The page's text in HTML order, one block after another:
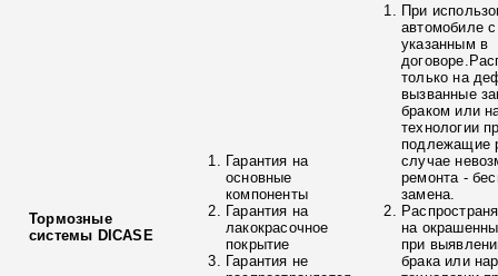
Тормозные
системы DICASE
Гарантия на
основные
компоненты
Гарантия на
лакокрасочное
покрытие
Гарантия не
При
автомобиле
указанным в
только на
вызванные
браком или
технологии
подлежащие
случае
ремонта -
замена.
на
при
брака или